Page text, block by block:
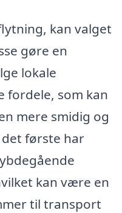
kan valget
gøre en
lokale
fordele, som kan
mere smidig og
første har
kan være en
til transport